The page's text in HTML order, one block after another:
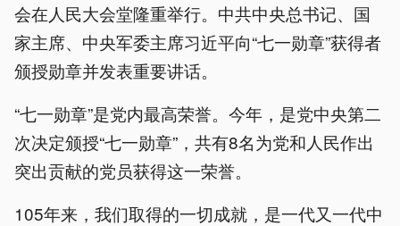
会在人民大会堂隆重举行。中共中央总书记、国
家主席、中央军委主席习近平向“七一勋章”获得者
颁授勋章并发表重要讲话。
“七一勋章”是党内最高荣誉。今年，是党中央第二
次决定颁授“七一勋章”，共有8名为党和人民作出
突出贡献的党员获得这一荣誉。
105年来，我们取得的一切成就，是一代又一代中